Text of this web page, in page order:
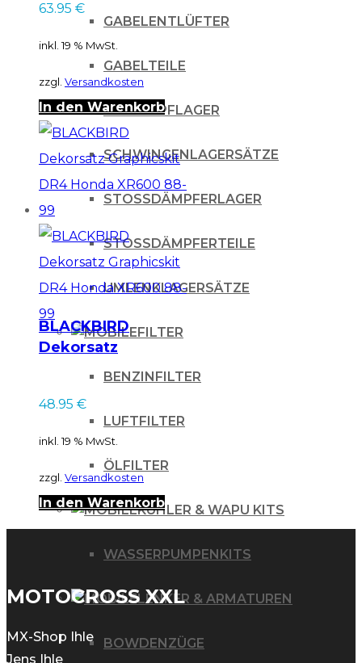
GABELENTLÜFTER
GABELTEILE
LENKKOPFLAGER
SCHWINGENLAGERSÄTZE
STOSSDÄMPFERLAGER
STOSSDÄMPFERTEILE
UMLENKLAGERSÄTZE
FILTER
BENZINFILTER
LUFTFILTER
ÖLFILTER
KÜHLER & WAPU KITS
WASSERPUMPENKITS
LENKER & ARMATUREN
BOWDENZÜGE
13-16
63.95 €
inkl. 19 % MwSt.
zzgl. Versandkosten
In den Warenkorb
BLACKBIRD
Dekorsatz
Graphicskit DR4
48.95 €
inkl. 19 % MwSt.
zzgl. Versandkosten
In den Warenkorb
MOTOCROSS XXL
MX-Shop Ihle
Jens Ihle